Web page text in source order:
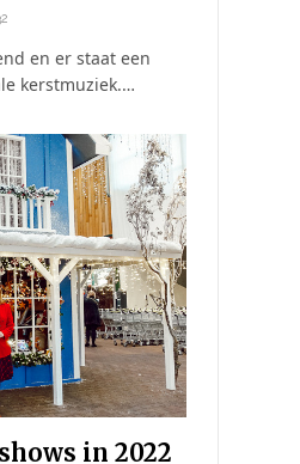
en er staat een
kerstmuziek.…
in 2022